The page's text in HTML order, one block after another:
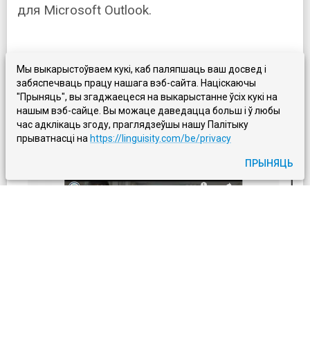
для Microsoft Outlook.
Мы выкарыстоўваем кукі, каб паляпшаць ваш досвед і
забяспечваць працу нашага вэб-сайта. Націскаючы
"Прыняць", вы згаджаецеся на выкарыстанне ўсіх кукі на
нашым вэб-сайце. Вы можаце даведацца больш і ў любы
час адклікаць згоду, праглядзеўшы нашу Палітыку
прыватнасці на https://linguisity.com/be/privacy
ПРЫНЯЦЬ